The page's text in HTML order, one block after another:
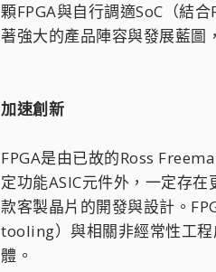
顆FPGA與自行調適SoC（結
著強大的產品陣容與發展藍圖
加速創新
FPGA是由已故的Ross
定功能ASIC元件外，一定存
款客製晶片的開發與設計。
tooling）與相關非經常性工程
體。